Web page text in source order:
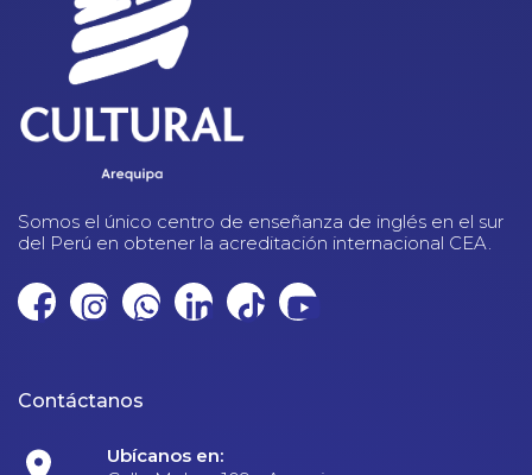
Somos el único centro de enseñanza de inglés en el sur
del Perú en obtener la acreditación internacional CEA.
Contáctanos
Ubícanos en: